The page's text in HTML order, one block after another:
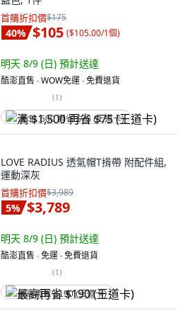
首購折扣價$175
40% $105 ($105.00/1個)
明天 8/9 (日) 預計送達
酷澎直售 ∙ WOW免運 ∙ 免費退貨
(1)
满 $1,500 再省 $75 (王道卡)
LOVE RADIUS 透氣帽T揹帶 附配件組,
運動深灰
首購折扣價$3,989
5% $3,789
明天 8/9 (日) 預計送達
酷澎直售 ∙ 免運 ∙ 免費退貨
(1)
最高再省 $190 (王道卡)